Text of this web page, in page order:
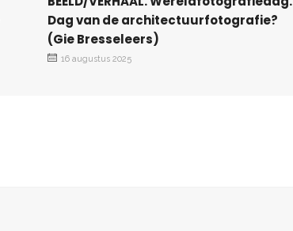
Dag van de architectuurfotografie?
(Gie Bresseleers)
16 augustus 2025